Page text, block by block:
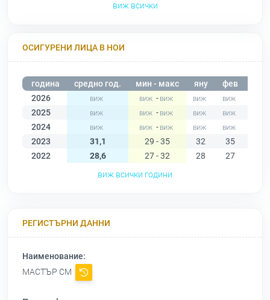
виж всички
ОСИГУРЕНИ ЛИЦА В НОИ
година средно год. мин - макс яну фев
2026
-
2025
-
2024
-
2023
31,1 29 - 35 32 35
2022
28,6 27 - 32 28 27
виж всички години
РЕГИСТЪРНИ ДАННИ
Наименование:
МАСТЪР СМ